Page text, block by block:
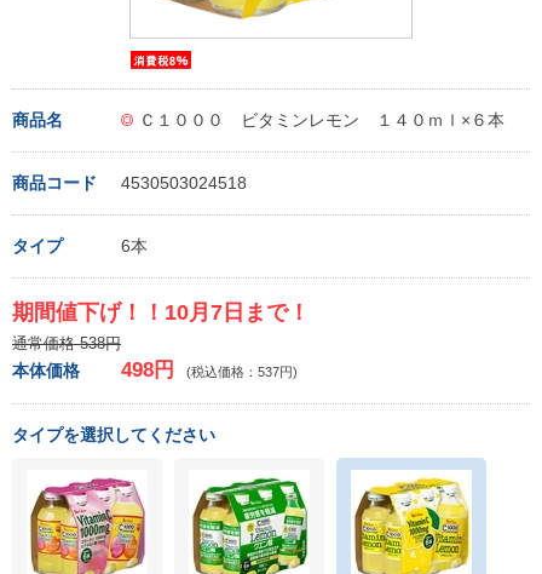
商品名 Ｃ１０００ ビタミンレモン １４０ｍｌ×６本
商品コード 4530503024518
タイプ 6本
期間値下げ！！10月7日まで！
通常価格 538円
本体価格 498円 (税込価格：537円)
タイプを選択してください